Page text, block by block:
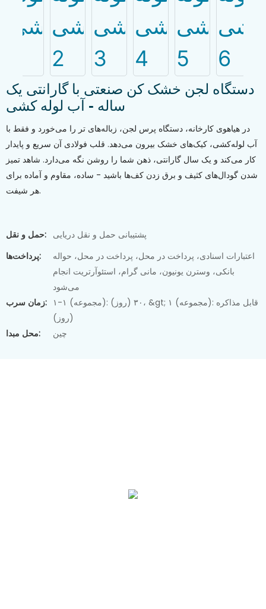
دستگاه لجن خشک کن صنعتی با گارانتی یک
ساله - آب لوله کشی
در هیاهوی کارخانه، دستگاه پرس لجن، زباله‌های تر را می‌خورد و فقط با
آب لوله‌کشی، کیک‌های خشک بیرون می‌دهد. قلب فولادی آن سریع و پایدار
کار می‌کند و یک سال گارانتی، ذهن شما را روشن نگه می‌دارد. شاهد تمیز
شدن گودال‌های کثیف و برق زدن کف‌ها باشید - ساده، مقاوم و آماده برای
هر شیفت.
حمل و نقل: پشتیبانی حمل و نقل دریایی
پرداخت‌ها:
اعتبارات اسنادی، پرداخت در محل، پرداخت در محل، حواله
بانکی، وسترن یونیون، مانی گرام، استئوآرتریت انجام
می‌شود
زمان سرب: ۱-۱ (مجموعه): ۳۰ (روز)، &gt; ۱ (مجموعه): قابل مذاکره
(روز)
محل مبدا:
چین